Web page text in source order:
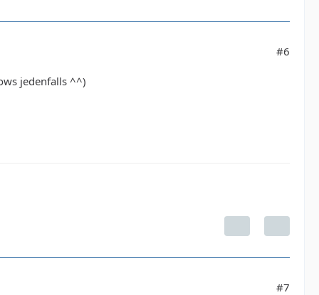
#6
jedenfalls ^^)
#7